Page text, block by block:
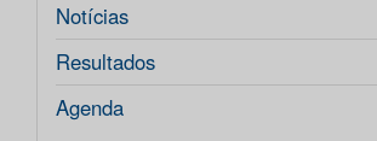
Notícias
Resultados
Agenda